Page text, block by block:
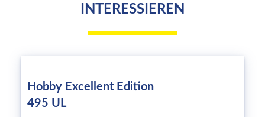
INTERESSIEREN
Hobby Excellent Edition
495 UL